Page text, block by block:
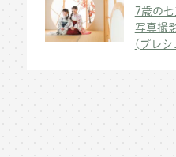
7歳の
写真撮
(プレシ